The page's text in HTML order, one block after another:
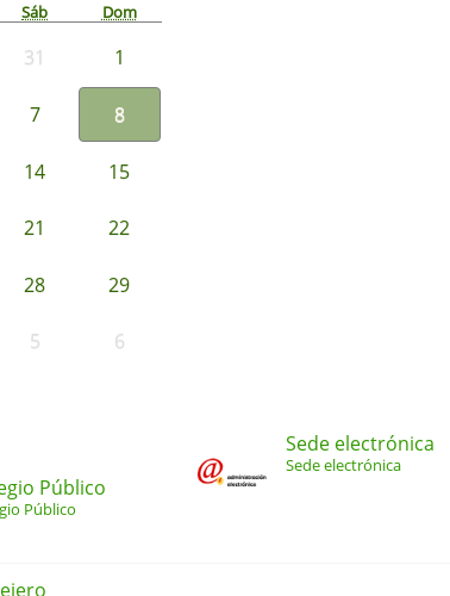
Sáb Dom
31 1
7 8
14 15
21 22
28 29
5 6
Público
Público
Sede electrónica
Sede electrónica